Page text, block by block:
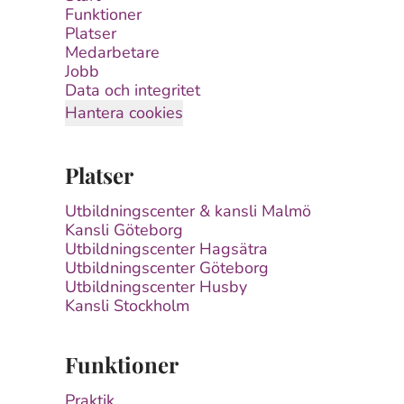
Funktioner
Platser
Medarbetare
Jobb
Data och integritet
Hantera cookies
Platser
Utbildningscenter & kansli Malmö
Kansli Göteborg
Utbildningscenter Hagsätra
Utbildningscenter Göteborg
Utbildningscenter Husby
Kansli Stockholm
Funktioner